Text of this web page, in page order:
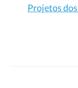
Projetos